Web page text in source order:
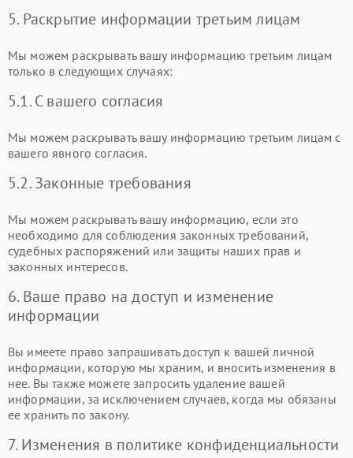
5. Раскрытие информации третьим лицам
Мы можем раскрывать вашу информацию третьим лицам
только в следующих случаях:
5.1. С вашего согласия
Мы можем раскрывать вашу информацию третьим лицам с
вашего явного согласия.
5.2. Законные требования
Мы можем раскрывать вашу информацию, если это
необходимо для соблюдения законных требований,
судебных распоряжений или защиты наших прав и
законных интересов.
6. Ваше право на доступ и изменение
информации
Вы имеете право запрашивать доступ к вашей личной
информации, которую мы храним, и вносить изменения в
нее. Вы также можете запросить удаление вашей
информации, за исключением случаев, когда мы обязаны
ее хранить по закону.
7. Изменения в политике конфиденциальности